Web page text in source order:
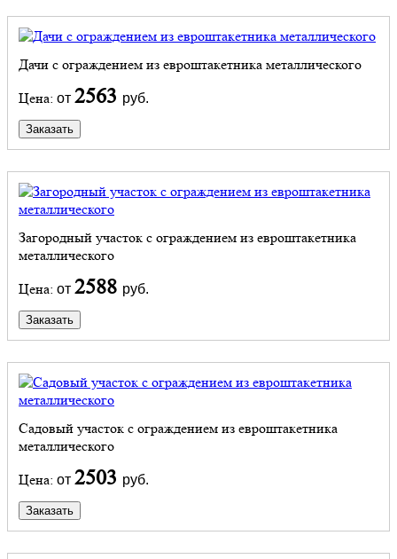
Дачи с ограждением из евроштакетника металлического
Цена: от 2563 руб.
Заказать
Загородный участок с ограждением из евроштакетника
металлического
Цена: от 2588 руб.
Заказать
Садовый участок с ограждением из евроштакетника
металлического
Цена: от 2503 руб.
Заказать